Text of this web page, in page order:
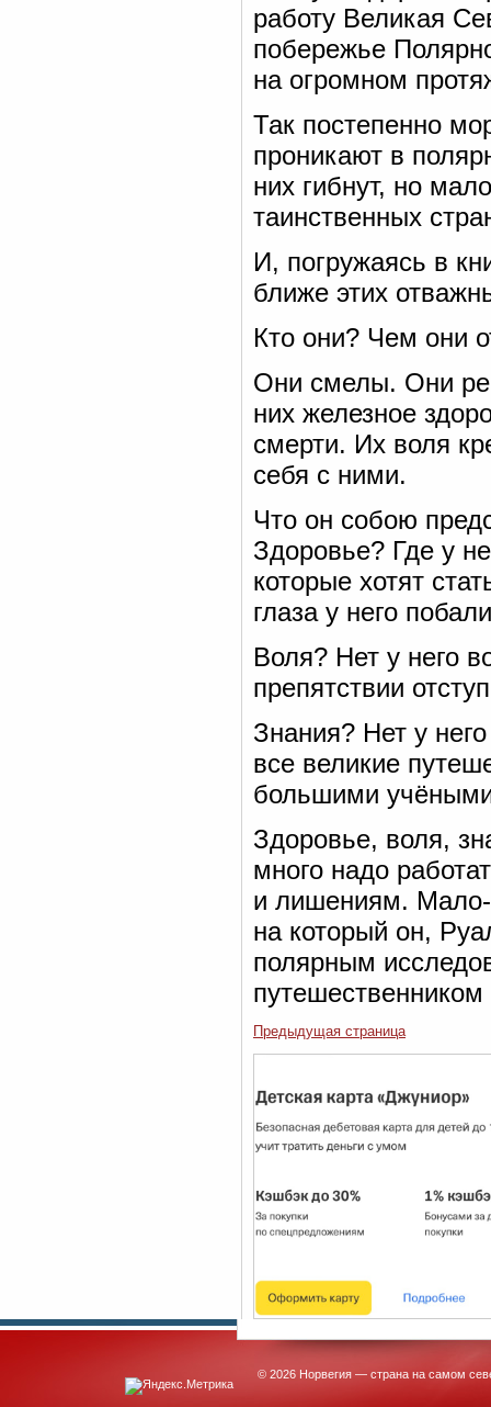
работу Великая
побережье
на огромном
Так постепенно
проникают в
них гибнут, но
таинственных
И, погружаясь в
ближе этих
Кто они? Чем они
Они смелы. Они
них железное
смерти. Их воля
себя с ними.
Что он собою
Здоровье? Где у
которые хотят
глаза у него
Воля? Нет у него
препятствии
Знания? Нет у
все великие
большими
Здоровье, воля,
много надо
и лишениям. Мало-
на который он,
полярным
Предыдущая страница
© 2026 Норвегия — страна на самом